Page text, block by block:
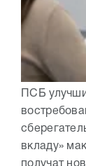
ПСБ
вкладу»
получат